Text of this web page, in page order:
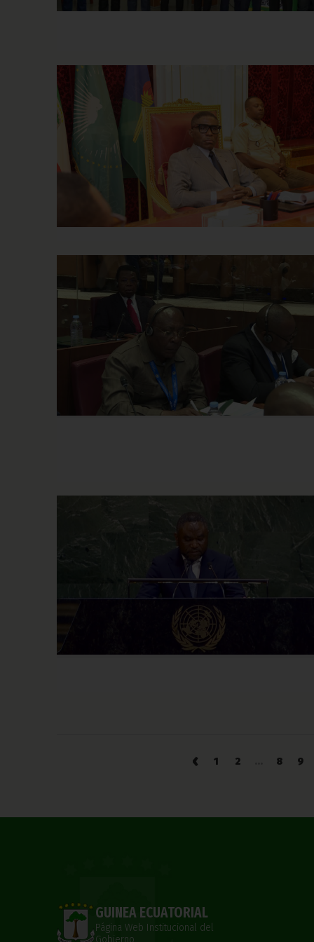
‹ 1 2 8 9
GUINEA ECUATORIAL
Página Web Institucional del